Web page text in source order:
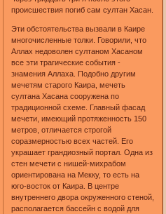
происшествия погиб сам султан Хасан.
Эти обстоятельства вызвали в Каире
многочисленные толки. Говорили, что
Аллах недоволен султаном Хасаном
все эти трагические события -
знамения Аллаха. Подобно другим
мечетям старого Каира, мечеть
султана Хасана сооружена по
традиционной схеме. Главный фасад
мечети, имеющий протяженность 150
метров, отличается строгой
соразмерностью всех частей. Его
украшает грандиозный портал. Одна из
стен мечети с нишей-михрабом
ориентирована на Мекку, то есть на
юго-восток от Каира. В центре
внутреннего двора окруженного стеной,
располагается бассейн с водой для